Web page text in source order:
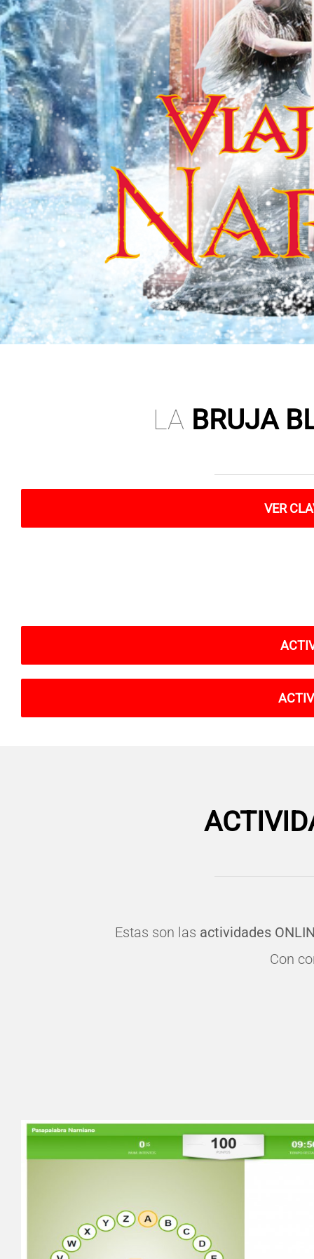
LA BRUJA
VER
Estas son las actividades
Con